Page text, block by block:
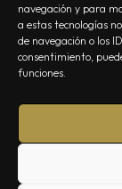
navegación y para
a estas tecnologías
de navegación o los
consentimiento,
funciones.
NOSOTROS